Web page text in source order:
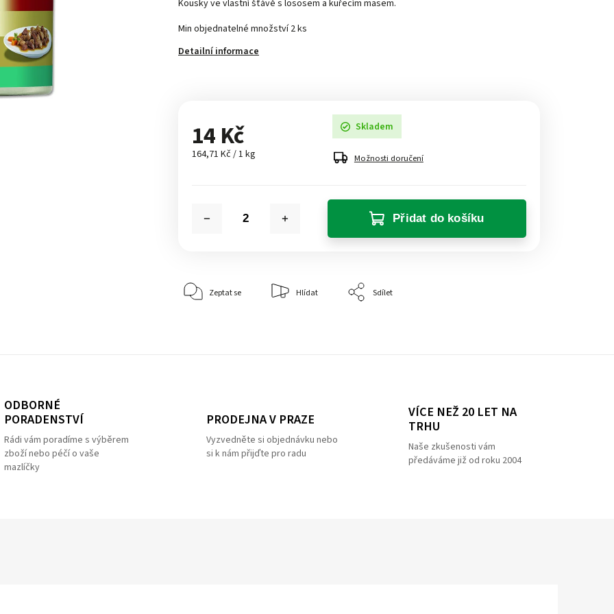
Kousky ve vlastní šťávě s lososem a kuřecím masem.
Min objednatelné množství 2 ks
Detailní informace
14 Kč
164,71 Kč / 1 kg
Skladem
Možnosti doručení
Přidat do košíku
Zeptat se Hlídat Sdílet
ODBORNÉ
PORADENSTVÍ
Rádi vám poradíme s výběrem
zboží nebo péčí o vaše
mazlíčky
PRODEJNA V PRAZE
Vyzvedněte si objednávku nebo
si k nám přijďte pro radu
VÍCE NEŽ 20 LET NA
TRHU
Naše zkušenosti vám
předáváme již od roku 2004